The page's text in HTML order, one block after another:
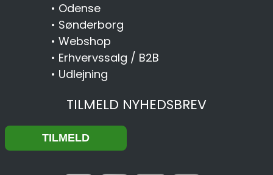
• Odense
• Sønderborg
• Webshop
• Erhvervssalg / B2B
• Udlejning
TILMELD NYHEDSBREV